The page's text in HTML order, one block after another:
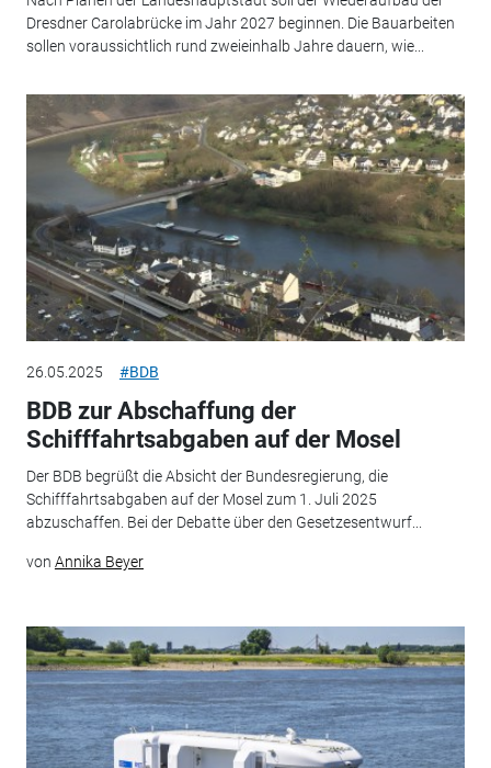
Dresdner Carolabrücke im Jahr 2027 beginnen. Die Bauarbeiten
sollen voraussichtlich rund zweieinhalb Jahre dauern, wie...
26.05.2025 #BDB
BDB zur Abschaffung der
Schifffahrtsabgaben auf der Mosel
Der BDB begrüßt die Absicht der Bundesregierung, die
Schifffahrtsabgaben auf der Mosel zum 1. Juli 2025
abzuschaffen. Bei der Debatte über den Gesetzesentwurf...
von Annika Beyer